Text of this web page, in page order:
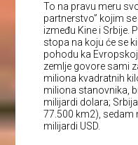
To na pravu meru
partnerstvo” kojim
između Kine i Srbije.
stopa na koju će se
pohodu ka
zemlje govore sami
miliona kvadratnih
miliona stanovnika,
milijardi dolara;
77.500 km2), sedam
milijardi USD.